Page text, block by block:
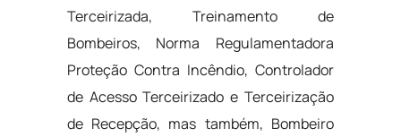
Terceirizada, Treinamento de
Bombeiros, Norma Regulamentadora
Proteção Contra Incêndio, Controlador
de Acesso Terceirizado e Terceirização
de Recepção, mas também, Bombeiro